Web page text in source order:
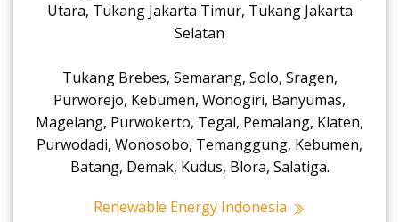
Utara, Tukang Jakarta Timur, Tukang Jakarta
Selatan
Tukang Brebes, Semarang, Solo, Sragen,
Purworejo, Kebumen, Wonogiri, Banyumas,
Magelang, Purwokerto, Tegal, Pemalang, Klaten,
Purwodadi, Wonosobo, Temanggung, Kebumen,
Batang, Demak, Kudus, Blora, Salatiga.
Renewable Energy Indonesia